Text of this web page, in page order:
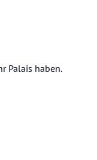
Palais haben.